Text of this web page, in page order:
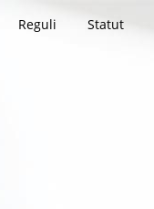
Reguli Statut